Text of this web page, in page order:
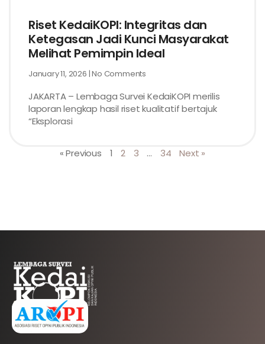
Riset KedaiKOPI: Integritas dan
Ketegasan Jadi Kunci Masyarakat
Melihat Pemimpin Ideal
January 11, 2026 No Comments
JAKARTA – Lembaga Survei KedaiKOPI merilis
laporan lengkap hasil riset kualitatif bertajuk
“Eksplorasi
« Previous 1 2 3 … 34 Next »
AFILIASI